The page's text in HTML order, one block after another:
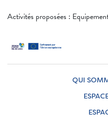
Activités proposées :
QUI